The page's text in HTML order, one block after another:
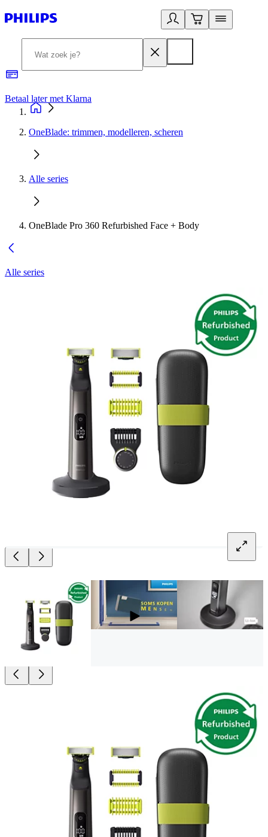
Betaal later met Klarna
OneBlade: trimmen, modelleren, scheren
Alle series
OneBlade Pro 360 Refurbished Face + Body
Alle series